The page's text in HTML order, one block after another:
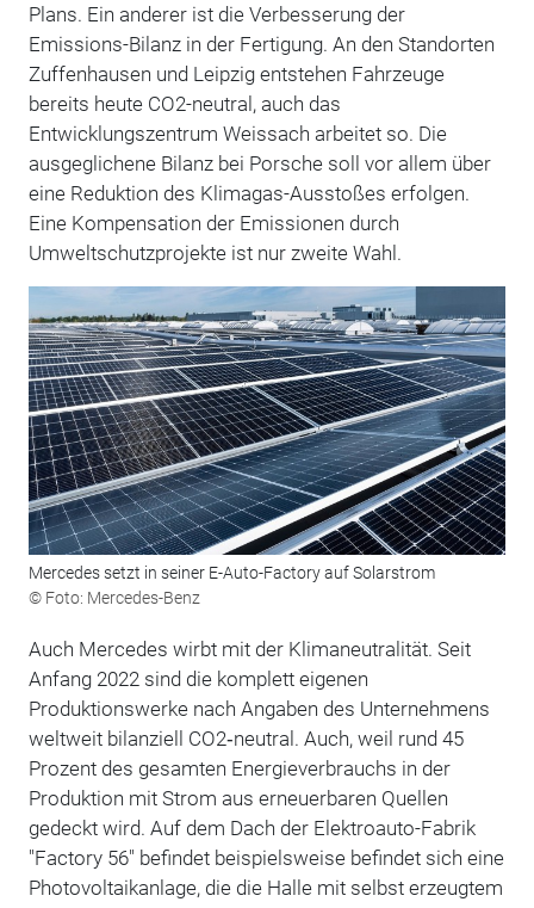
Plans. Ein anderer ist die Verbesserung der
Emissions-Bilanz in der Fertigung. An den Standorten
Zuffenhausen und Leipzig entstehen Fahrzeuge
bereits heute CO2-neutral, auch das
Entwicklungszentrum Weissach arbeitet so. Die
ausgeglichene Bilanz bei Porsche soll vor allem über
eine Reduktion des Klimagas-Ausstoßes erfolgen.
Eine Kompensation der Emissionen durch
Umweltschutzprojekte ist nur zweite Wahl.
Mercedes setzt in seiner E-Auto-Factory auf Solarstrom
© Foto: Mercedes-Benz
Auch Mercedes wirbt mit der Klimaneutralität. Seit
Anfang 2022 sind die komplett eigenen
Produktionswerke nach Angaben des Unternehmens
weltweit bilanziell CO2‑neutral. Auch, weil rund 45
Prozent des gesamten Energieverbrauchs in der
Produktion mit Strom aus erneuerbaren Quellen
gedeckt wird. Auf dem Dach der Elektroauto-Fabrik
"Factory 56" befindet beispielsweise befindet sich eine
Photovoltaikanlage, die die Halle mit selbst erzeugtem